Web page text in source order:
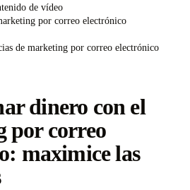
de vídeo
por correo electrónico
de marketing por correo electrónico
dinero con el
por correo
maximice las